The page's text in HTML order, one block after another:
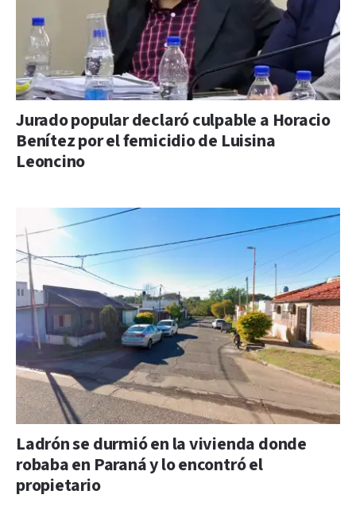
Jurado popular declaró culpable a Horacio
Benítez por el femicidio de Luisina
Leoncino
Ladrón se durmió en la vivienda donde
robaba en Paraná y lo encontró el
propietario